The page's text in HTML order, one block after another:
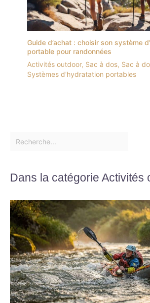
Guide d’achat : choisir son système
portable pour randonnées
Activités outdoor, Sac à dos, Sac à
Systèmes d'hydratation portables
Dans la catégorie Activités